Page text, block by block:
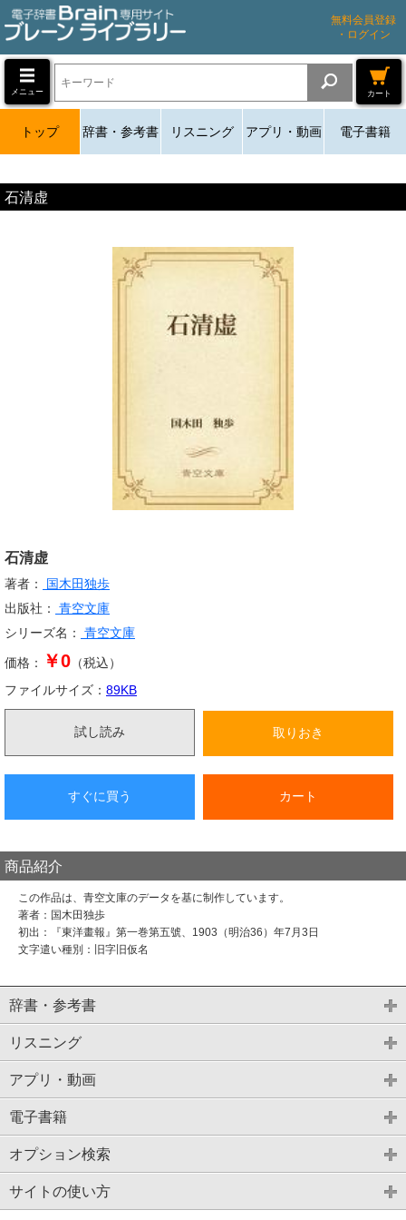
無料会員登録
・ログイン
メニュー カート
トップ 辞書・参考書 リスニング アプリ・動画 電子書籍
石清虚
石清虚
著者：
国木田独歩
出版社：
青空文庫
シリーズ名：
青空文庫
価格： ￥0 （税込）
ファイルサイズ： 89KB
試し読み 取りおき
すぐに買う カート
商品紹介
この作品は、青空文庫のデータを基に制作しています。
著者：国木田独歩
初出：『東洋畫報』第一巻第五號、1903（明治36）年7月3日
文字遣い種別：旧字旧仮名
辞書・参考書
リスニング
アプリ・動画
電子書籍
オプション検索
サイトの使い方